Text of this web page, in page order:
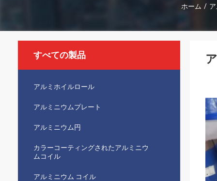
ホーム /
すべての製品
アルミホイルロール
アルミニウムプレート
アルミニウム円
カラーコーティングされたアルミニウ
ムコイル
アルミニウム コイル